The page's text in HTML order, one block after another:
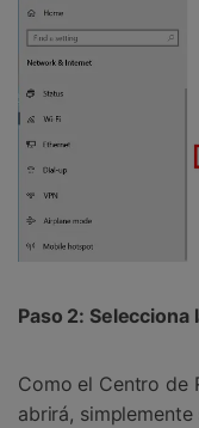
Paso 2: Selecciona
Como el Centro de
abrirá,